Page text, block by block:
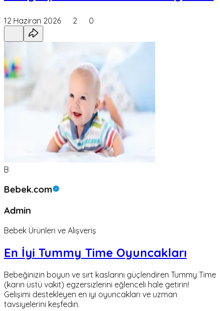
12 Haziran 2026 2 0
B
Bebek.com
Admin
Bebek Ürünleri ve Alışveriş
En İyi Tummy Time Oyuncakları
Bebeğinizin boyun ve sırt kaslarını güçlendiren Tummy Time
(karın üstü vakit) egzersizlerini eğlenceli hale getirin!
Gelişimi destekleyen en iyi oyuncakları ve uzman
tavsiyelerini keşfedin.